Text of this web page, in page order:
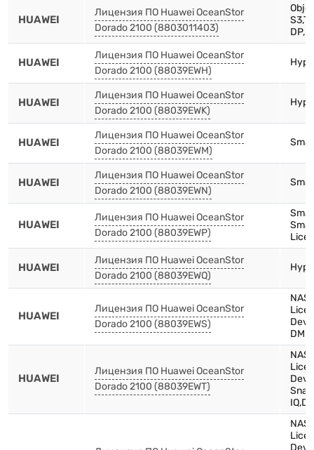
HUAWEI
Лицензия ПО Huawei OceanStor
Dorado 2100 (8803011403)
HUAWEI
Лицензия ПО Huawei OceanStor
Dorado 2100 (88039EWH)
HUAWEI
Лицензия ПО Huawei OceanStor
Dorado 2100 (88039EWK)
HUAWEI
Лицензия ПО Huawei OceanStor
Dorado 2100 (88039EWM)
HUAWEI
Лицензия ПО Huawei OceanStor
Dorado 2100 (88039EWN)
HUAWEI
Лицензия ПО Huawei OceanStor
Dorado 2100 (88039EWP)
HUAWEI
Лицензия ПО Huawei OceanStor
Dorado 2100 (88039EWQ)
HUAWEI
Лицензия ПО Huawei OceanStor
Dorado 2100 (88039EWS)
NAS
HUAWEI
Лицензия ПО Huawei OceanStor
Dorado 2100 (88039EWT)
NAS